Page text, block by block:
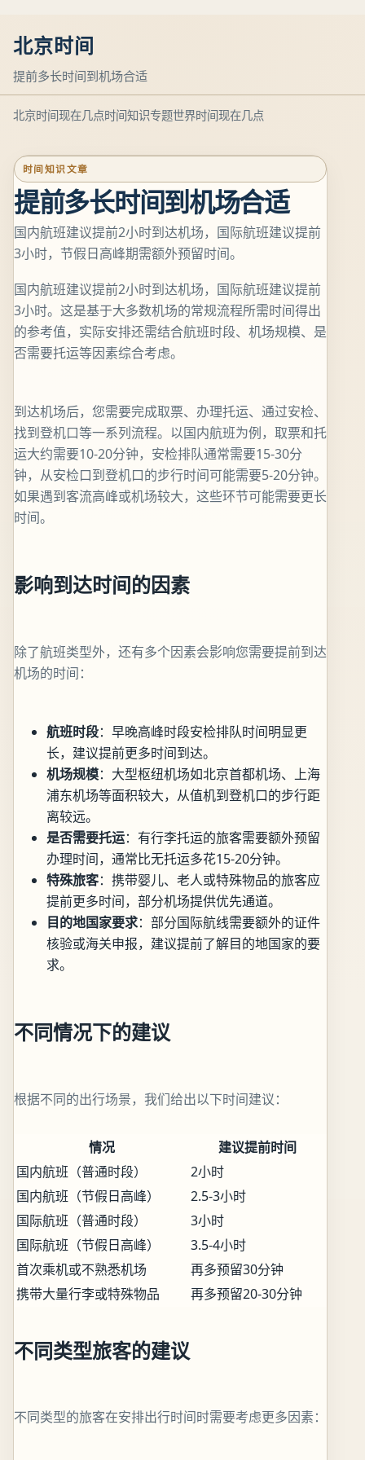
北京时间
提前多长时间到机场合适
北京时间现在几点时间知识专题世界时间现在几点
时间知识文章
提前多长时间到机场合适
国内航班建议提前2小时到达机场，国际航班建议提前
3小时，节假日高峰期需额外预留时间。
国内航班建议提前2小时到达机场，国际航班建议提前
3小时。这是基于大多数机场的常规流程所需时间得出
的参考值，实际安排还需结合航班时段、机场规模、是
否需要托运等因素综合考虑。
到达机场后，您需要完成取票、办理托运、通过安检、
找到登机口等一系列流程。以国内航班为例，取票和托
运大约需要10-20分钟，安检排队通常需要15-30分
钟，从安检口到登机口的步行时间可能需要5-20分钟。
如果遇到客流高峰或机场较大，这些环节可能需要更长
时间。
影响到达时间的因素
除了航班类型外，还有多个因素会影响您需要提前到达
机场的时间：
航班时段：早晚高峰时段安检排队时间明显更
长，建议提前更多时间到达。
机场规模：大型枢纽机场如北京首都机场、上海
浦东机场等面积较大，从值机到登机口的步行距
离较远。
是否需要托运：有行李托运的旅客需要额外预留
办理时间，通常比无托运多花15-20分钟。
特殊旅客：携带婴儿、老人或特殊物品的旅客应
提前更多时间，部分机场提供优先通道。
目的地国家要求：部分国际航线需要额外的证件
核验或海关申报，建议提前了解目的地国家的要
求。
不同情况下的建议
根据不同的出行场景，我们给出以下时间建议：
情况
建议提前时间
国内航班（普通时段）
2小时
国内航班（节假日高峰）
2.5-3小时
国际航班（普通时段）
3小时
国际航班（节假日高峰）
3.5-4小时
首次乘机或不熟悉机场
再多预留30分钟
携带大量行李或特殊物品
再多预留20-30分钟
不同类型旅客的建议
不同类型的旅客在安排出行时间时需要考虑更多因素：